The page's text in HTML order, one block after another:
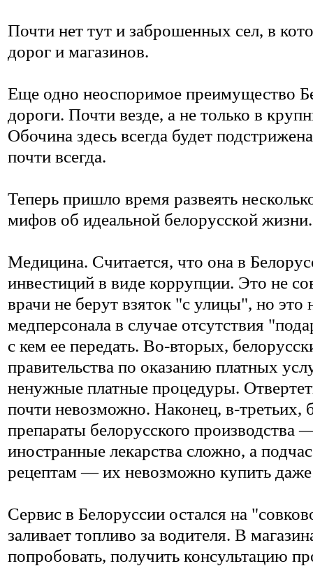
Почти нет тут и заброшенных сел, в
дорог и магазинов.
Еще одно неоспоримое преимущество
дороги. Почти везде, а не только в
Обочина здесь всегда будет
почти всегда.
Теперь пришло время развеять
мифов об идеальной белорусской жизни.
Медицина. Считается, что она в
инвестиций в виде коррупции. Это не
врачи не берут взяток "с улицы", но
медперсонала в случае отсутствия
с кем ее передать. Во-вторых,
правительства по оказанию платных
ненужные платные процедуры.
почти невозможно. Наконец, в-третьих,
препараты белорусского производства
иностранные лекарства сложно, а
рецептам — их невозможно купить
Сервис в Белоруссии остался на
заливает топливо за водителя. В
попробовать, получить консультацию